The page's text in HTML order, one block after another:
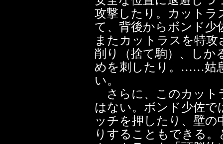
攻撃したり。カットラ
て、背後からボンド少
またカットラスを特
削り（捨て駒）、しか
めを刺したり。……姑
い。
さらに、このカット
はない。ボンド少佐
ッチを押したり、壁
りすることもできる